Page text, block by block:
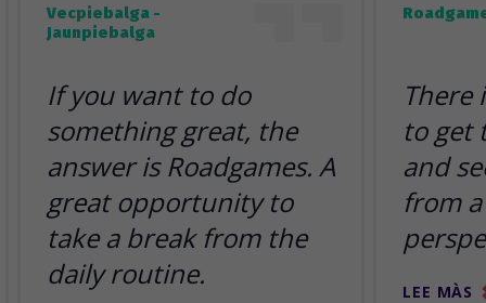
Vecpiebalga -
Jaunpiebalga
If you want to do
something great, the
answer is Roadgames. A
great opportunity to
take a break from the
daily routine.
There
to get
and
from
LEE MÀS